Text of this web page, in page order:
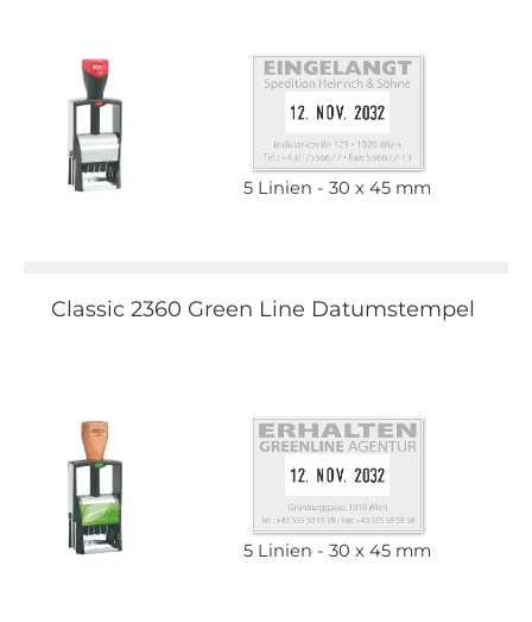
5 Linien 30 x 45 mm
Classic 2360 Green Line Datumstempel
5 Linien 30 x 45 mm